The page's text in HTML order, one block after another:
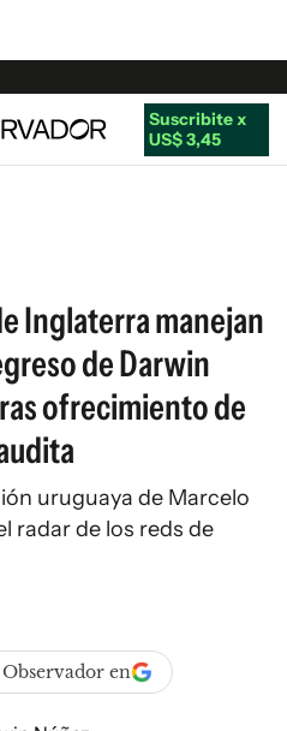
Suscribite x
US$ 3,45
Inglaterra manejan
de Darwin
ofrecimiento de
uruguaya de Marcelo
radar de los reds de
en